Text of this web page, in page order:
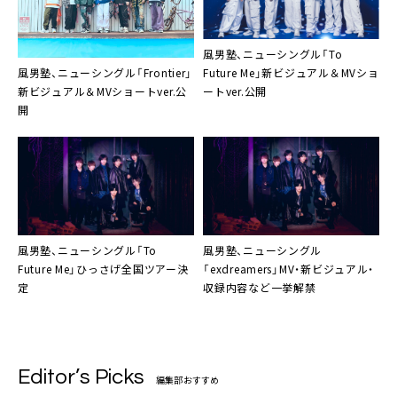
風男塾、ニューシングル「Frontier」
新ビジュアル＆MVショートver.公
開
風男塾、ニューシングル「To
Future Me」新ビジュアル＆MVショ
ートver.公開
風男塾、ニューシングル「To
Future Me」ひっさげ全国ツアー決
定
風男塾、ニューシングル
「exdreamers」MV・新ビジュアル・
収録内容など一挙解禁
Editor’s Picks 編集部おすすめ